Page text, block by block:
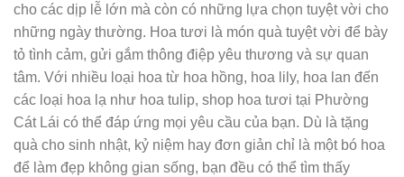
cho các dịp lễ lớn mà còn có những lựa chọn tuyệt vời cho
những ngày thường. Hoa tươi là món quà tuyệt vời để bày
tỏ tình cảm, gửi gắm thông điệp yêu thương và sự quan
tâm. Với nhiều loại hoa từ hoa hồng, hoa lily, hoa lan đến
các loại hoa lạ như hoa tulip, shop hoa tươi tại Phường
Cát Lái có thể đáp ứng mọi yêu cầu của bạn. Dù là tặng
quà cho sinh nhật, kỷ niệm hay đơn giản chỉ là một bó hoa
để làm đẹp không gian sống, bạn đều có thể tìm thấy